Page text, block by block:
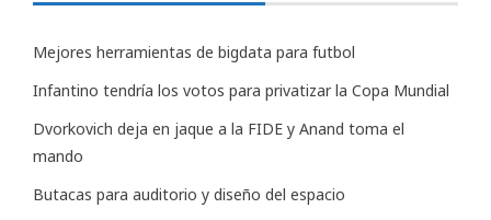
Mejores herramientas de bigdata para futbol
Infantino tendría los votos para privatizar la Copa Mundial
Dvorkovich deja en jaque a la FIDE y Anand toma el
mando
Butacas para auditorio y diseño del espacio